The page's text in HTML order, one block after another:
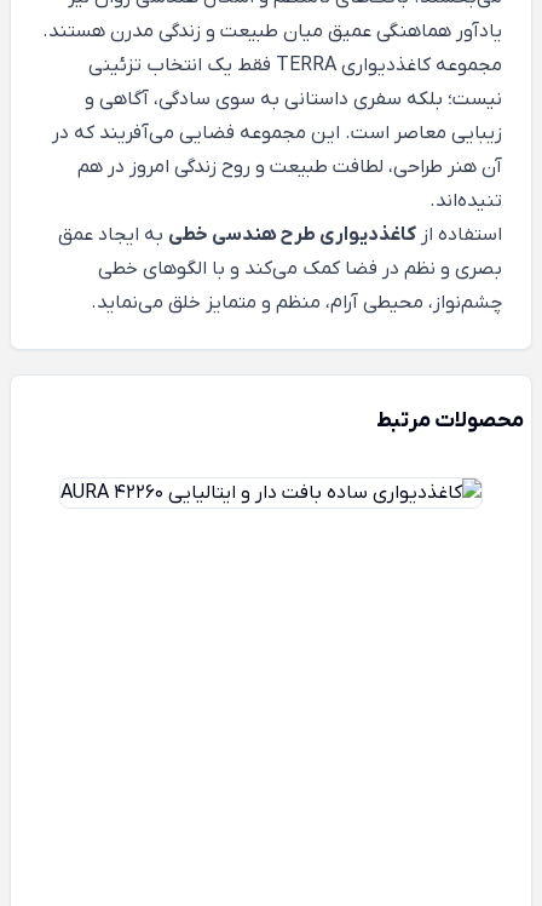
یادآور هماهنگی عمیق میان طبیعت و زندگی مدرن هستند.
مجموعه کاغذدیواری TERRA فقط یک انتخاب تزئینی
نیست؛ بلکه سفری داستانی به سوی سادگی، آگاهی و
زیبایی معاصر است. این مجموعه فضایی می‌آفریند که در
آن هنر طراحی، لطافت طبیعت و روح زندگی امروز در هم
تنیده‌اند.
استفاده از کاغذدیواری طرح هندسی خطی به ایجاد عمق
بصری و نظم در فضا کمک می‌کند و با الگوهای خطی
چشم‌نواز، محیطی آرام، منظم و متمایز خلق می‌نماید.
محصولات مرتبط